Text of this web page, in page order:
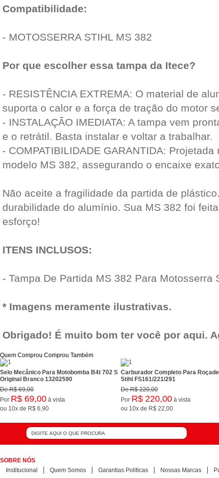
Compatibilidade:
- MOTOSSERRA STIHL MS 382
Por que escolher essa tampa da Itece?
- RESISTÊNCIA EXTREMA: O material de
suporta o calor e a força de tração do motor
- INSTALAÇÃO IMEDIATA: A tampa vem
e o retrátil. Basta instalar e voltar a trabalhar.
- COMPATIBILIDADE GARANTIDA:
modelo MS 382, assegurando o encaixe
Não aceite a fragilidade da partida de
durabilidade do alumínio. Sua MS 382 foi
esforço!
ITENS INCLUSOS:
- Tampa De Partida MS 382 Para Motosserra
* Imagens meramente ilustrativas.
Obrigado! É muito bom ter você por aqui.
Quem Comprou Comprou Também
Selo Mecânico Para Motobomba B4t 702 S
Original Branco 13202590
DeR$ 69,00
Por R$ 69,00 à vista
ou 10x de R$ 6,90
Carburador Completo Para
Stihl FS161/221/291
DeR$ 220,00
Por R$ 220,00 à vista
ou 10x de R$ 22,00
SOBRE NÓS
Institucional
Quem Somos Garantias Politicas Nossas Marcas